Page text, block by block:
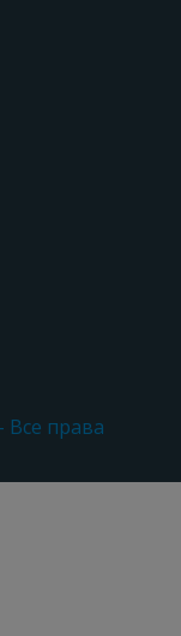
Все права